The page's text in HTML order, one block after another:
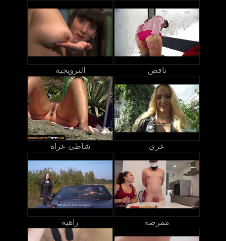
النرويجية ناقص
شاطئ عراة عري
راهبة ممرضة